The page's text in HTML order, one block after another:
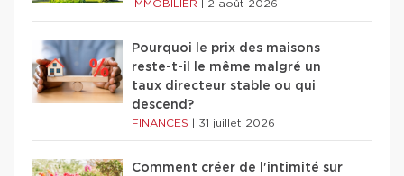
IMMOBILIER 2 août 2026
Pourquoi le prix des maisons
reste-t-il le même malgré un
taux directeur stable ou qui
descend?
FINANCES 31 juillet 2026
Comment créer de l'intimité sur